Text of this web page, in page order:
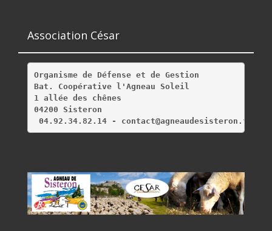
Association César
Organisme de Défense et de Gestion
Bat. Coopérative l'Agneau Soleil
1 allée des chênes
04200 Sisteron
04.92.34.82.14 - contact@agneaudesisteron.fr